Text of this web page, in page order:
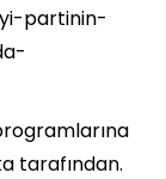
partinin-
tarafından.